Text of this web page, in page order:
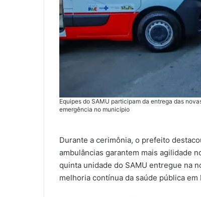
Equipes do SAMU participam da entrega das
emergência no município
Durante a cerimônia, o prefeito
ambulâncias garantem mais agilidade
quinta unidade do SAMU entregue na
melhoria contínua da saúde pública